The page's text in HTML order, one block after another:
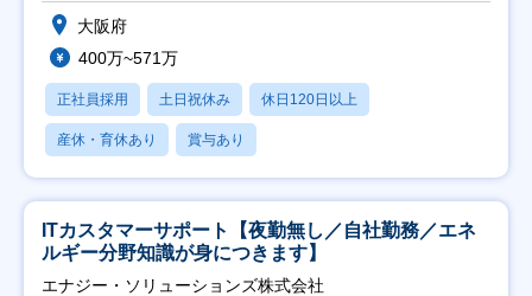
大阪府
400万~571万
正社員採用 土日祝休み 休日120日以上
産休・育休あり 賞与あり
ITカスタマーサポート【夜勤無し／自社勤務／エネ
ルギー分野知識が身につきます】
エナジー・ソリューションズ株式会社